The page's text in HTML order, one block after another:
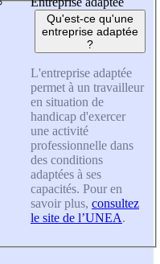
Qu'est-ce qu'une
entreprise adaptée
?
L'entreprise adaptée
permet à un travailleur
en situation de
handicap d'exercer
une activité
professionnelle dans
des conditions
adaptées à ses
capacités. Pour en
savoir plus, consultez
le site de l’UNEA.